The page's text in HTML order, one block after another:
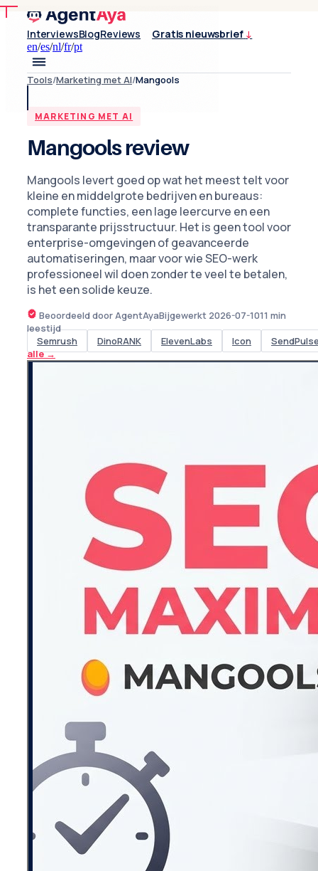
InterviewsBlogReviews Gratis nieuwsbrief ↓
en/es/nl/fr/pt
Tools/Marketing met AI/Mangools
MARKETING MET AI
Mangools review
Mangools levert goed op wat het meest telt voor
kleine en middelgrote bedrijven en bureaus:
complete functies, een lage leercurve en een
transparante prijsstructuur. Het is geen tool voor
enterprise-omgevingen of geavanceerde
automatiseringen, maar voor wie SEO-werk
professioneel wil doen zonder te veel te betalen,
is het een solide keuze.
Beoordeeld door AgentAyaBijgewerkt 2026-07-1011 min
leestijd
Semrush
DinoRANK ElevenLabs Icon
alle→